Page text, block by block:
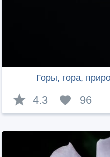
Горы, гора,
4.3 96